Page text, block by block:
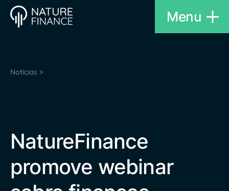
Menu
Notícias >
NatureFinance
promove webinar